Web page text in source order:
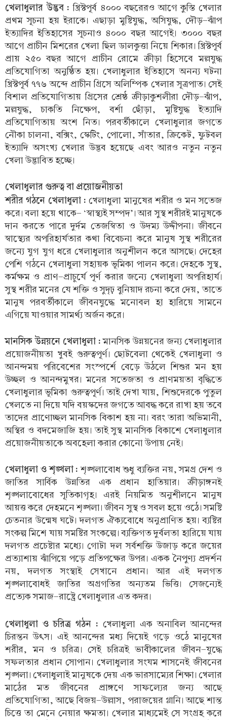
খেলাধুলার উদ্ভব : খ্রিস্টপূর্ব ৪০০০ বছরেরও আগে কুস্তি খেলার
প্রথম সূচনা হয় ইরাকে। এছাড়া মুষ্টিযুদ্ধ, অসিযুদ্ধ, দৌড়-ঝাঁপ
ইত্যাদির ইতিহাসের সূচনাও ৪০০০ বছর আগেই। ৩০০০ বছর
আগে প্রাচীন মিশরের খেলা ছিল ডালকুত্তা নিয়ে শিকার। খ্রিস্টপূর্ব
প্রায় ২৫০ বছর আগে প্রাচীন রোমে ক্রীড়া হিসেবে মল্লযুদ্ধ
প্রতিযোগিতা অনুষ্ঠিত হয়। খেলাধুলার ইতিহাসে অনন্য ঘটনা
খ্রিস্টপূর্ব ৭৭৬ অব্দে প্রাচীন গ্রিসে অলিম্পিক খেলার সূত্রপাত। সেই
বিশাল প্রতিযোগিতায় গ্রিসের শ্রেষ্ঠ ক্রীড়াকুশলীরা দৌড়-ঝাঁপ,
মল্লযুদ্ধ, চাকতি নিক্ষেপ, বর্শা ছোঁড়া, মুষ্টিযুদ্ধ ইত্যাদি
প্রতিযোগিতায় অংশ নিত। পরবর্তীকালে খেলাধুলার জগতে
নৌকা চালনা, বক্সিং, স্কেটিং, পোলো, সাঁতার, ক্রিকেট, ফুটবল
ইত্যাদি অসংখ্য খেলার উদ্ভব হয়েছে এবং আরও নতুন নতুন
খেলা উদ্ভাবিত হচ্ছে।
খেলাধুলার গুরুত্ব বা প্রয়োজনীয়তা
শরীর গঠনে খেলাধুলা :খেলাধুলা মানুষের শরীর ও মন সতেজ
করে। বলা হয়ে থাকে- ‘স্বাস্থ্যই সম্পদ’। আর সুস্থ শরীরই মানুষকে
দান করতে পারে দুর্দম তেজস্বিতা ও উদম্য উদ্দীপনা। জীবনে
স্বাস্থ্যের অপরিহার্যতার কথা বিবেচনা করে মানুষ সুস্থ শরীরের
জন্যে যুগ যুগ ধরে খেলাধুলার অনুশীলন করে আসছে। দেহের
পেশি গঠনে খেলাধুলা সহায়ক ভূমিকা পালন করে। দেহকে সুস্থ,
কর্মক্ষম ও প্রাণ-প্রাচুর্যে পূর্ণ করার জন্যে খেলাধুলা অপরিহার্য।
সুস্থ শরীর মনের যে শক্তি ও সুদৃঢ় বুনিয়াদ রচনা করে দেয়, তাতে
মানুষ পরবর্তীকালে জীবনযুদ্ধে মনোবল হা হারিয়ে সামনে
এগিয়ে যাওয়ার সামর্থ্য অর্জন করে।
মানসিক উন্নয়নে খেলাধুলা :মানসিক উন্নয়নের জন্য খেলাধুলার
প্রয়োজনীয়তা খুবই গুরুত্বপূর্ণ। ছোটবেলা থেকেই খেলাধুলা ও
আনন্দময় পরিবেশের সংস্পর্শে বেড়ে উঠলে শিশুর মন হয়
উচ্ছল ও আনন্দমুখর। মনের সতেজতা ও প্রাণময়তা বৃদ্ধিতে
খেলাধুলার ভূমিকা গুরুত্বপূর্ণ। তাই দেখা যায়, শিশুদেরকে পুতুল
খেলতে না দিয়ে যদি বয়স্কদের জগতে আবদ্ধ করে রাখা হয় তবে
তাদের প্রাণোচ্ছল মানসিক বিকাশ হয় না। বরং তারা অভিমানী,
অস্থির ও বদমেজাজি হয়। তাই সুস্থ মানসিক বিকাশে খেলাধুলার
প্রয়োজনীয়তাকে অবহেলা করার কোনো উপায় নেই।
খেলাধুলা ও শৃঙ্খলা : শৃঙ্খলাবোধ শুধু ব্যক্তির নয়, সমগ্র দেশ ও
জাতির সার্বিক উন্নতির এক প্রধান হাতিয়ার। ক্রীড়াঙ্গনই
শৃঙ্খলাবোধের সূতিকাগৃহ। এরই নিয়মিত অনুশীলনে মানুষ
আয়ত্ত করে দেহমনে শৃঙ্খলা। জীবন সুস্থ ও সবল হয়ে ওঠে। সমষ্টি
চেতনার উন্মেষ ঘটে। দলগত ঐক্যবোধে অনুপ্রাণিত হয়। ব্যষ্টির
সংকল্প মিশে যায় সমষ্টির সংকল্পে। ব্যক্তিগত দুর্বলতা হারিয়ে যায়
দলগত প্রচেষ্টার মধ্যে। গোটা দল সর্বশক্তি উজাড় করে জয়ের
প্রত্যাশায় ঝাঁপিয়ে পড়ে প্রতিপক্ষের উপর। একক নৈপুণ্য প্রদর্শন
নয়, দলগত সংস্থাই সেখানে প্রধান। আর এই দলগত
শৃঙ্খলাবোধই জাতির অগ্রগতির অন্যতম ভিত্তি। সেজন্যেই
প্রত্যেক সমাজ-রাষ্ট্রে খেলাধুলার এত কদর।
খেলাধুলা ও চরিত্র গঠন : খেলাধুলা এক অনাবিল আনন্দের
চিরন্তন উৎস। এই আনন্দের মধ্য দিয়েই গড়ে ওঠে মানুষের
শরীর, মন ও চরিত্র। সেই চরিত্রই ভাবীকালের জীবন-যুদ্ধে
সফলতার প্রধান সোপান। খেলাধুলার সংযম শাসনেই জীবনের
শৃঙ্খলা। খেলাধুলাই মানুষকে দেয় এক ভারসাম্যের শিক্ষা। খেলার
মাঠের মত জীবনের প্রাঙ্গণে সাফল্যের জন্য আছে
প্রতিযোগিতা, আছে বিজয়-উল্লাস, পরাজয়ের গ্লানি। আছে শান্ত
চিত্তে তা মেনে নেয়ার ক্ষমতা। খেলার মাধ্যমেই সে সংগ্রহ করে